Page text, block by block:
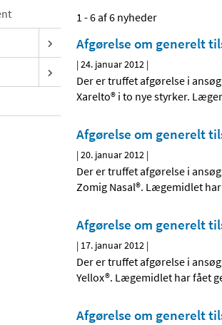
1 - 6 af 6 nyheder
Afgørelse om generelt
|24. januar 2012 |
Der er truffet afgørelse i
Xarelto® i to nye styrker.
Afgørelse om generelt
|20. januar 2012 |
Der er truffet afgørelse i
Zomig Nasal®. Lægemidlet
Afgørelse om generelt
| 17. januar 2012 |
Der er truffet afgørelse i
Yellox®. Lægemidlet har fået
Afgørelse om generelt